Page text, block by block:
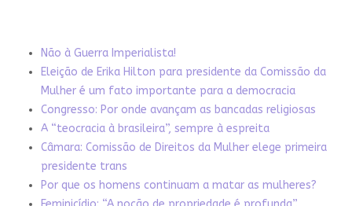
Não à Guerra Imperialista!
Eleição de Erika Hilton para presidente da Comissão da
Mulher é um fato importante para a democracia
Congresso: Por onde avançam as bancadas religiosas
A “teocracia à brasileira”, sempre à espreita
Câmara: Comissão de Direitos da Mulher elege primeira
presidente trans
Por que os homens continuam a matar as mulheres?